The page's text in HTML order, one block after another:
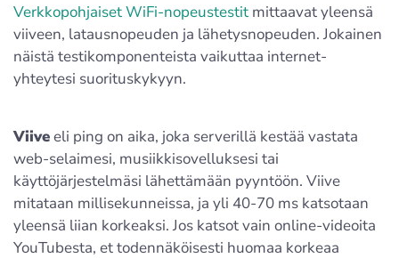
Verkkopohjaiset WiFi-nopeustestit mittaavat yleensä
viiveen, latausnopeuden ja lähetysnopeuden. Jokainen
näistä testikomponenteista vaikuttaa internet-
yhteytesi suorituskykyyn.
Viiveeli ping on aika, joka serverillä kestää vastata
web-selaimesi, musiikkisovelluksesi tai
käyttöjärjestelmäsi lähettämään pyyntöön. Viive
mitataan millisekunneissa, ja yli 40-70 ms katsotaan
yleensä liian korkeaksi. Jos katsot vain online-videoita
YouTubesta, et todennäköisesti huomaa korkeaa